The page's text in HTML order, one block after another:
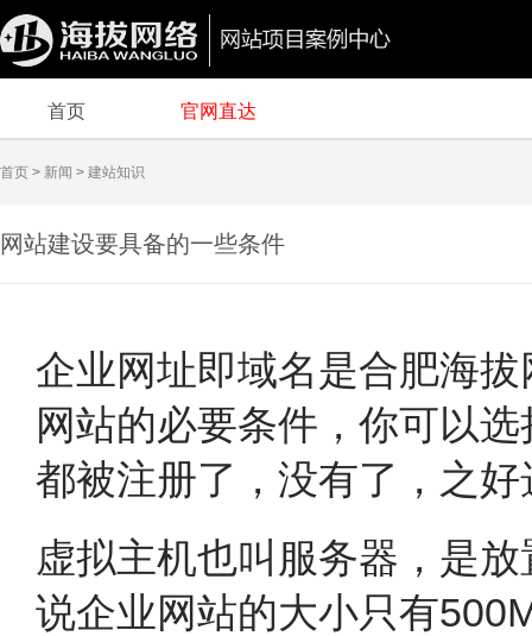
首页 官网直达
首页 > 新闻 > 建站知识
网站建设要具备的一些条件
企业网址即域名是合肥海
网站的必要条件，你可以
都被注册了，没有了，之
虚拟主机也叫服务器，是
说企业网站的大小只有